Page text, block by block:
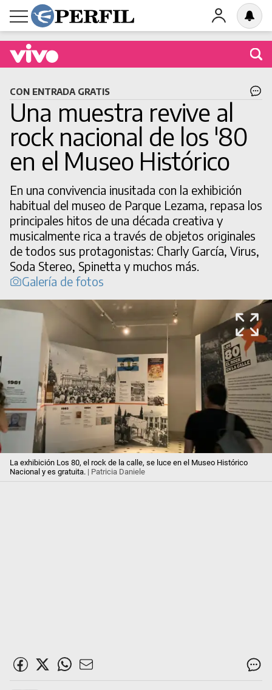
BUSCAR
CON ENTRADA GRATIS
Una muestra revive al
rock nacional de los '80
en el Museo Histórico
En una convivencia inusitada con la exhibición
habitual del museo de Parque Lezama, repasa los
principales hitos de una década creativa y
musicalmente rica a través de objetos originales
de todos sus protagonistas: Charly García, Virus,
Soda Stereo, Spinetta y muchos más.
Galería de fotos
La exhibición Los 80, el rock de la calle, se luce en el Museo Histórico
Nacional y es gratuita. | Patricia Daniele